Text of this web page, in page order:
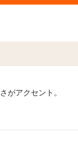
がアクセント。